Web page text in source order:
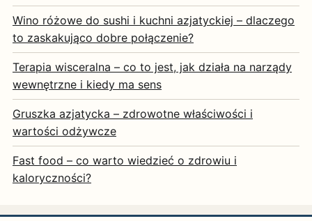
Wino różowe do sushi i kuchni azjatyckiej – dlaczego
to zaskakująco dobre połączenie?
Terapia wisceralna – co to jest, jak działa na narządy
wewnętrzne i kiedy ma sens
Gruszka azjatycka – zdrowotne właściwości i
wartości odżywcze
Fast food – co warto wiedzieć o zdrowiu i
kaloryczności?